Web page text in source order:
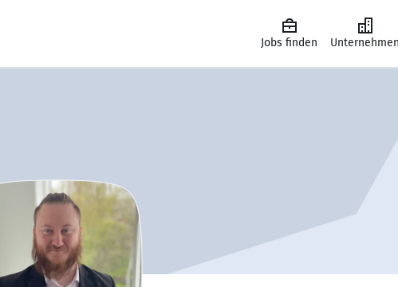
Jobs finden Unternehmen